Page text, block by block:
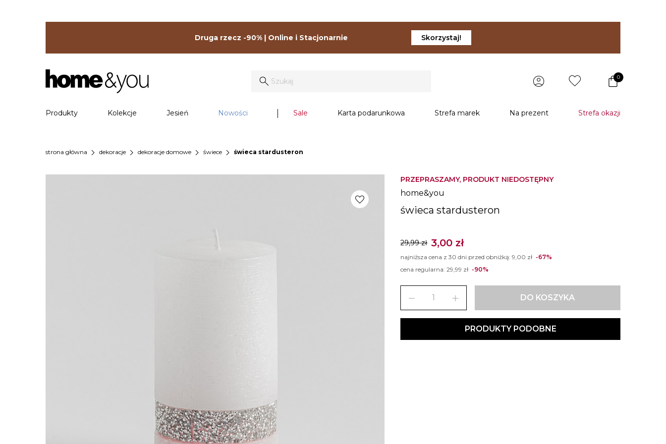
Druga rzecz -90% | Online i Stacjonarnie Skorzystaj!
0
Produkty Kolekcje Jesień Nowości Sale Karta podarunkowa Strefa marek Na prezent Strefa okazji
strona główna chevron_right dekoracje chevron_right dekoracje domowe chevron_right świece chevron_right świeca stardusteron
PRZEPRASZAMY, PRODUKT NIEDOSTĘPNY
home&you
świeca stardusteron
29,99 zł 3,00 zł
najniższa cena z 30 dni przed obniżką:9,00 zł -67%
cena regularna:29,99 zł -90%
remove add DO KOSZYKA
PRODUKTY PODOBNE
favorite